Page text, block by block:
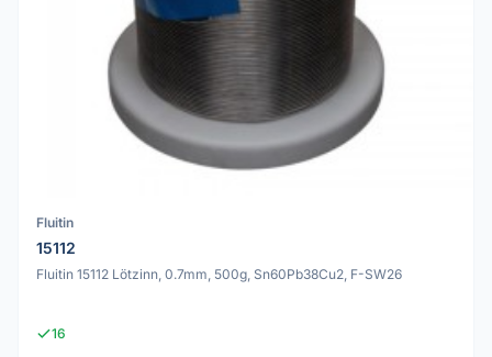
Fluitin
15112
Fluitin 15112 Lötzinn, 0.7mm, 500g, Sn60Pb38Cu2, F-SW26
16